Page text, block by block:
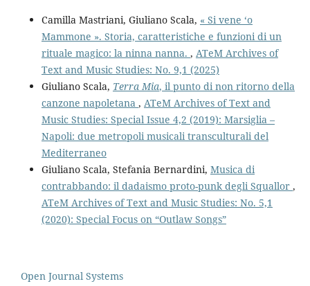
Camilla Mastriani, Giuliano Scala, « Si vene ‘o
Mammone ». Storia, caratteristiche e funzioni di un
rituale magico: la ninna nanna. , ATeM Archives of
Text and Music Studies: No. 9,1 (2025)
Giuliano Scala, Terra Mia, il punto di non ritorno della
canzone napoletana , ATeM Archives of Text and
Music Studies: Special Issue 4,2 (2019): Marsiglia –
Napoli: due metropoli musicali transculturali del
Mediterraneo
Giuliano Scala, Stefania Bernardini, Musica di
contrabbando: il dadaismo proto-punk degli Squallor ,
ATeM Archives of Text and Music Studies: No. 5,1
(2020): Special Focus on “Outlaw Songs”
Open Journal Systems